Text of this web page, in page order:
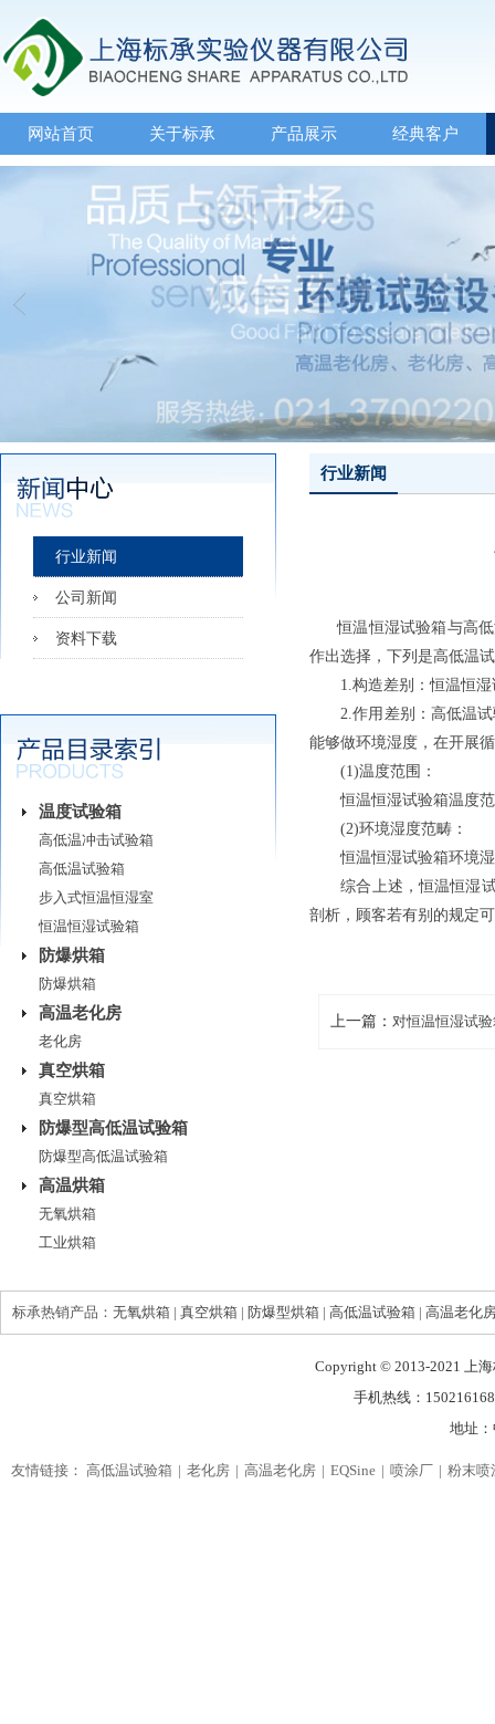
网站首页 关于标承 产品展示 经典客户
行业新闻
公司新闻
资料下载
温度试验箱
高低温冲击试验箱
高低温试验箱
步入式恒温恒湿室
恒温恒湿试验箱
防爆烘箱
防爆烘箱
高温老化房
老化房
真空烘箱
真空烘箱
防爆型高低温试验箱
防爆型高低温试验箱
高温烘箱
无氧烘箱
工业烘箱
行业新闻
恒温恒湿试验箱与高低
作出选择，下列是高低温
1.构造差别：恒温恒湿
2.作用差别：高低温试
能够做环境湿度，在开展
(1)温度范围：
恒温恒湿试验箱温度范
(2)环境湿度范畴：
恒温恒湿试验箱环境湿
综合上述，恒温恒湿试
剖析，顾客若有别的规定
上一篇：对恒温恒湿试
标承热销产品： 无氧烘箱 | 真空烘箱 | 防爆型烘箱 | 高低温试验箱 | 高温老化
Copyright © 2013-2021 上
手机热线：
地址
友情链接： 高低温试验箱 老化房 高温老化房 EQSine 喷涂厂 粉末喷